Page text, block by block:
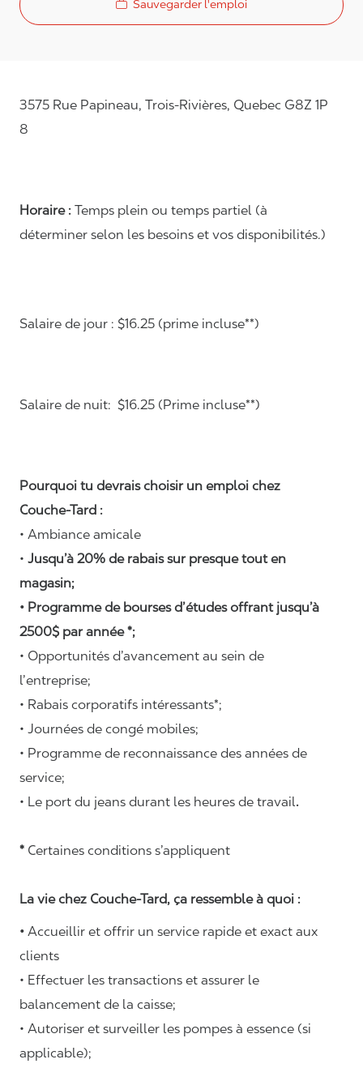
Sauvegarder l'emploi
3575 Rue Papineau, Trois-Rivières, Quebec G8Z 1P
8
Horaire : Temps plein ou temps partiel (à
déterminer selon les besoins et vos disponibilités.)
Salaire de jour : $16.25 (prime incluse**)
Salaire de nuit: $16.25 (Prime incluse**)
Pourquoi tu devrais choisir un emploi chez
Couche-Tard :
• Ambiance amicale
• Jusqu’à 20% de rabais sur presque tout en
magasin;
• Programme de bourses d’études offrant jusqu’à
2500$ par année *;
• Opportunités d’avancement au sein de
l’entreprise;
• Rabais corporatifs intéressants*;
• Journées de congé mobiles;
• Programme de reconnaissance des années de
service;
• Le port du jeans durant les heures de travail.
* Certaines conditions s’appliquent
La vie chez Couche-Tard, ça ressemble à quoi :
• Accueillir et offrir un service rapide et exact aux
clients
• Effectuer les transactions et assurer le
balancement de la caisse;
• Autoriser et surveiller les pompes à essence (si
applicable);